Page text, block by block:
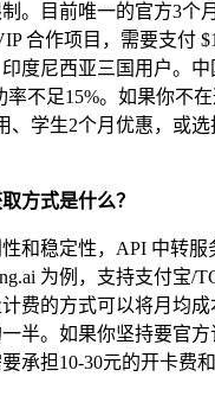
。目前唯一的官方3个
合作项目，需要支付
度尼西亚三国用户。
率不足15%。如果你不
、学生2个月优惠，或
方式是什么？
和稳定性，API 中转服
为例，支持支付宝/
费的方式可以将月均成
半。如果你坚持要官方
承担10-30元的开卡费